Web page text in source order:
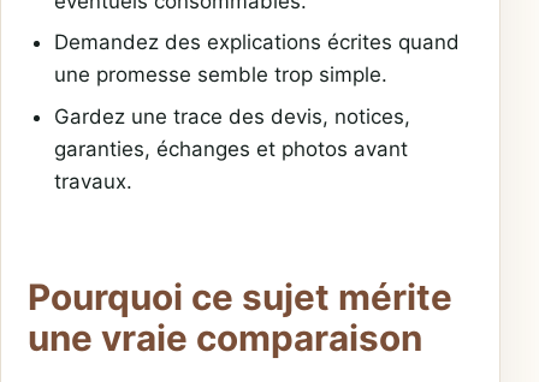
Demandez des explications écrites quand
une promesse semble trop simple.
Gardez une trace des devis, notices,
garanties, échanges et photos avant
travaux.
Pourquoi ce sujet mérite
une vraie comparaison